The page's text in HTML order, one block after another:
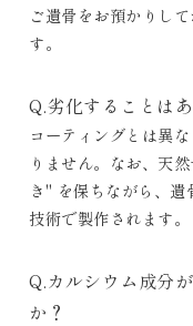
ご遺骨をお預かりし
す。
Q.劣化することは
コーティングとは異
りません。なお、天
き" を保ちながら、
技術で製作されます。
Q.カルシウム成分
か？